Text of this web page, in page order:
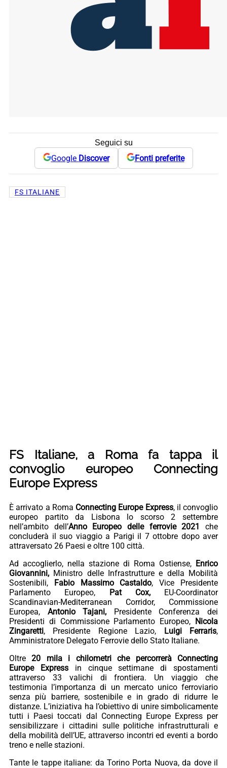
Seguici su
Google Discover Fonti preferite
FS ITALIANE
FS Italiane, a Roma fa tappa il
convoglio europeo Connecting
Europe Express
È arrivato a Roma Connecting Europe Express, il convoglio
europeo partito da Lisbona lo scorso 2 settembre
nell’ambito dell’Anno Europeo delle ferrovie 2021
che
concluderà il suo viaggio a Parigi il 7 ottobre dopo aver
attraversato 26 Paesi e oltre 100 città.
Ad accoglierlo, nella stazione di Roma Ostiense, Enrico
Giovannini, Ministro delle Infrastrutture e della Mobilità
Sostenibili, Fabio Massimo Castaldo, Vice Presidente
Parlamento Europeo, Pat Cox,EU-Coordinator
Scandinavian-Mediterranean Corridor, Commissione
Europea, Antonio Tajani, Presidente Conferenza dei
Presidenti di Commissione Parlamento Europeo, Nicola
Zingaretti, Presidente Regione Lazio, Luigi Ferraris,
Amministratore Delegato Ferrovie dello Stato Italiane.
Oltre20 mila i chilometri che percorrerà Connecting
Europe Expressin cinque settimane di spostamenti
attraverso 33 valichi di frontiera. Un viaggio che
testimonia l’importanza di un mercato unico ferroviario
senza più barriere, sostenibile e in grado di ridurre le
distanze. L’iniziativa ha l’obiettivo di unire simbolicamente
tutti i Paesi toccati dal Connecting Europe Express per
sensibilizzare i cittadini sulle politiche infrastrutturali e
della mobilità dell’UE, attraverso incontri ed eventi a bordo
treno e nelle stazioni.
Tante le tappe italiane: da Torino Porta Nuova, da dove il